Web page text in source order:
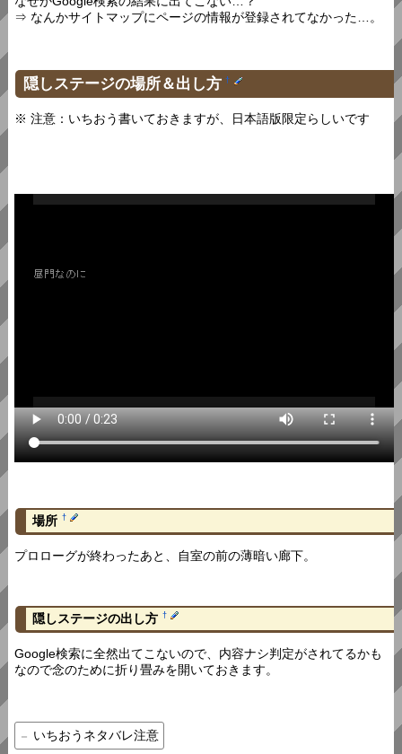
⇒ なんかサイトマップにページの情報が登録されてなかった…。
隠しステージの場所＆出し方 †
※ 注意：いちおう書いておきますが、日本語版限定らしいです
場所 †
プロローグが終わったあと、自室の前の薄暗い廊下。
隠しステージの出し方 †
Google検索に全然出てこないので、内容ナシ判定がされてるかも
なので念のために折り畳みを開いておきます。
いちおうネタバレ注意